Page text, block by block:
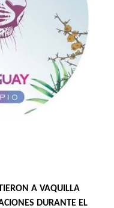
A VAQUILLA
DURANTE EL